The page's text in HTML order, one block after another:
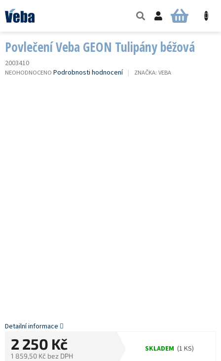
na
obsah
NÁKUPNÍ
Povlečení Veba GEON Tulipány béžová
2003410
PRŮMĚRNÉ
NEOHODNOCENO Podrobnosti hodnocení ZNAČKA: VEBA
2 250 Kč
1 859,50 Kč bez DPH
SKLADEM (1 KS)
Detailní informace